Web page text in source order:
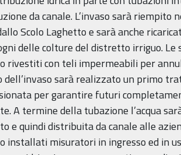
da canale. L’invaso sarà riempito
Scolo Laghetto e sarà anche
delle colture del distretto irriguo. Le
rivestiti con teli impermeabili per
dell’invaso sarà realizzato un primo
per garantire futuri
A termine della tubazione l’acqua
e quindi distribuita da canale alle
installati misuratori in ingresso ed in